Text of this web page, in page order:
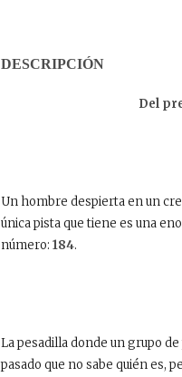
DESCRIPCIÓN
Del
Un hombre despierta en un
única pista que tiene es una
número: 184.
La pesadilla donde un grupo
pasado que no sabe quién es,